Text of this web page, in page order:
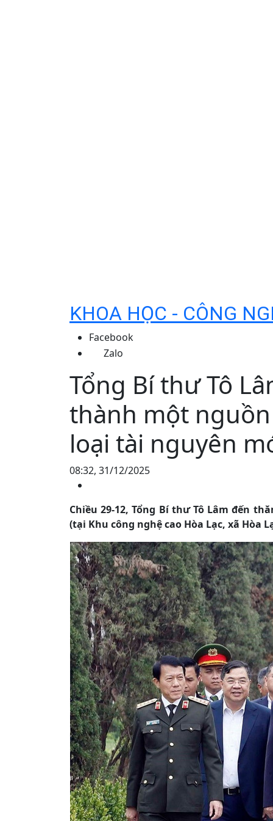
KHOA HỌC - CÔNG
Facebook
Zalo
Tổng Bí thư Tô
thành một
loại tài nguyên
08:32, 31/12/2025
Chiều 29-12, Tổng Bí thư Tô Lâm đến
(tại Khu công nghệ cao Hòa Lạc, xã Hòa